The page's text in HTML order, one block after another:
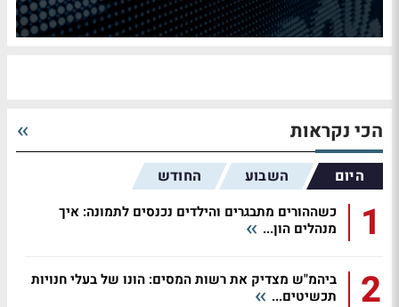
הכי נקראות
היום השבוע החודש
1
כשההורים מתבגרים והילדים נכנסים לתמונה: איך
מנהלים הון...
2
ביהמ"ש מצדיק את רשות המסים: הונו של בעלי חנויות
תכשיטים...